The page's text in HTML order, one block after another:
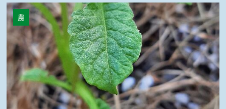
請問馬鈴薯這樣是什麼狀況？如何改善？
農